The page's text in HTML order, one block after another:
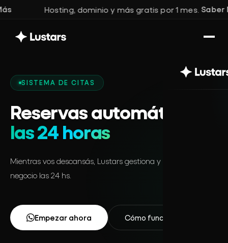
Hosting, dominio y más gratis por 1 mes. ·Saber Más
SISTEMA DE CITAS
Reservas automáticas
las 24 horas
Mientras vos descansás, Lustars gestiona y potencia tu
negocio las 24 hs.
Empezar ahora Cómo funciona